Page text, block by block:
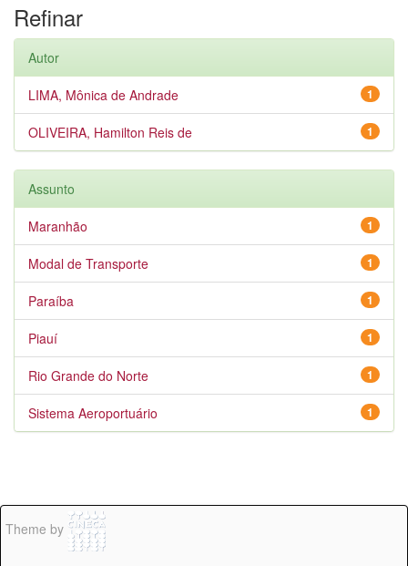
Refinar
Autor
1
LIMA, Mônica de Andrade
1
OLIVEIRA, Hamilton Reis de
Assunto
1
Maranhão
1
Modal de Transporte
1
Paraíba
1
Piauí
1
Rio Grande do Norte
1
Sistema Aeroportuário
Theme by